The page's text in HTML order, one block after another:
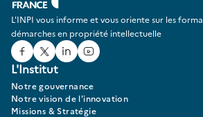
conditions indiquées au jour du dépôt.
Dans notre cas pratique :
La banque et la startup avaient prévu
source.
Lorsque la startup a fermé, la banque a
déposés et poursuivre l’exploitation du
L'INPI vous informe et vous oriente sur les
démarches en propriété intellectuelle
Facebook
TwitterLinked In
Youtube
L'Institut
Notre gouvernance
Notre vision de l'innovation
Missions & Stratégie